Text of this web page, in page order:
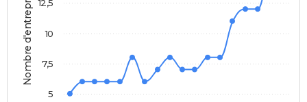
Nombre d'entreprises
5
7,5
10
12,5